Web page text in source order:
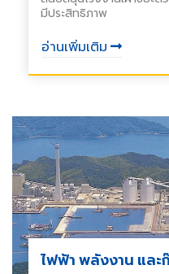
มีประสิทธิภาพ
อ่านเพิ่มเติม
ไฟฟ้า พลังงาน และ